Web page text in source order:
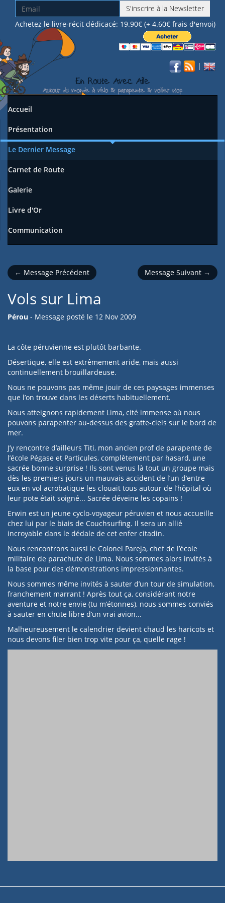
S'inscrire à la Newsletter
Achetez le livre-récit dédicacé: 19.90€ (+ 4.60€ frais d'envoi)
|
Accueil
Présentation
Le Dernier Message
Carnet de Route
Galerie
Livre d'Or
Communication
← Message Précédent Message Suivant →
Vols sur Lima
Pérou - Message posté le 12 Nov 2009
La côte péruvienne est plutôt barbante.
Désertique, elle est extrêmement aride, mais aussi
continuellement brouillardeuse.
Nous ne pouvons pas même jouir de ces paysages immenses
que l’on trouve dans les déserts habituellement.
Nous atteignons rapidement Lima, cité immense où nous
pouvons parapenter au-dessus des gratte-ciels sur le bord de
mer.
J’y rencontre d’ailleurs Titi, mon ancien prof de parapente de
l’école Pégase et Particules, complètement par hasard, une
sacrée bonne surprise ! Ils sont venus là tout un groupe mais
dès les premiers jours un mauvais accident de l’un d’entre
eux en vol acrobatique les clouait tous autour de l’hôpital où
leur pote était soigné... Sacrée déveine les copains !
Erwin est un jeune cyclo-voyageur péruvien et nous accueille
chez lui par le biais de Couchsurfing. Il sera un allié
incroyable dans le dédale de cet enfer citadin.
Nous rencontrons aussi le Colonel Pareja, chef de l’école
militaire de parachute de Lima. Nous sommes alors invités à
la base pour des démonstrations impressionnantes.
Nous sommes même invités à sauter d’un tour de simulation,
franchement marrant ! Après tout ça, considérant notre
aventure et notre envie (tu m’étonnes), nous sommes conviés
à sauter en chute libre d’un vrai avion...
Malheureusement le calendrier devient chaud les haricots et
nous devons filer bien trop vite pour ça, quelle rage !